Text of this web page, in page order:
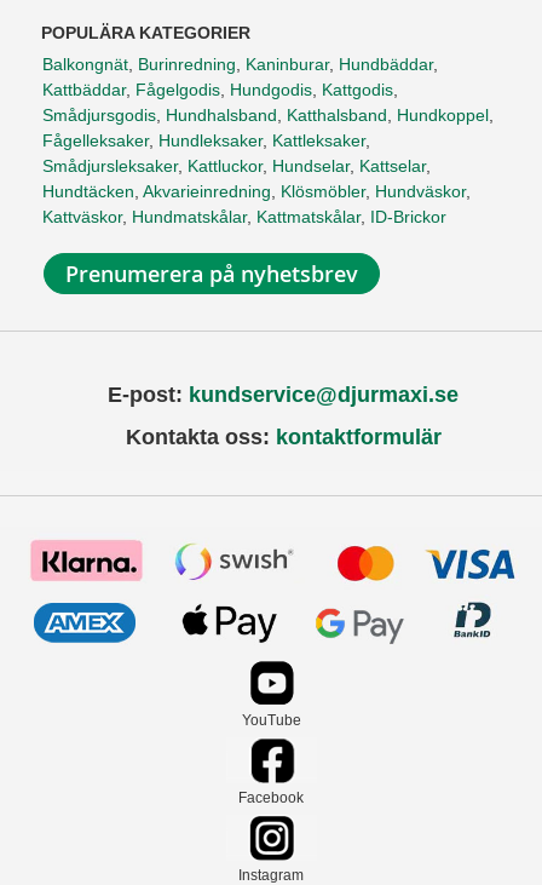
POPULÄRA KATEGORIER
Balkongnät, Burinredning, Kaninburar, Hundbäddar,
Kattbäddar, Fågelgodis, Hundgodis, Kattgodis,
Smådjursgodis, Hundhalsband, Katthalsband, Hundkoppel,
Fågelleksaker, Hundleksaker, Kattleksaker,
Smådjursleksaker, Kattluckor, Hundselar, Kattselar,
Hundtäcken, Akvarieinredning, Klösmöbler, Hundväskor,
Kattväskor, Hundmatskålar, Kattmatskålar, ID-Brickor
Prenumerera på nyhetsbrev
E-post: kundservice@djurmaxi.se
Kontakta oss: kontaktformulär
YouTube
Facebook
Instagram